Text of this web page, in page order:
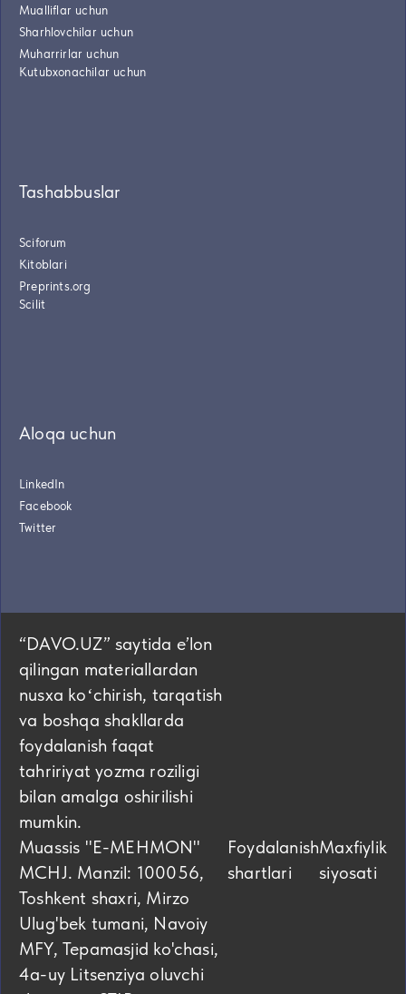
Mualliflar uchun
Sharhlovchilar uchun
Muharrirlar uchun
Kutubxonachilar uchun
Tashabbuslar
Sciforum
Kitoblari
Preprints.org
Scilit
Aloqa uchun
LinkedIn
Facebook
Twitter
“DAVO.UZ” saytida eʼlon
qilingan materiallardan
nusxa koʻchirish, tarqatish
va boshqa shakllarda
foydalanish faqat
tahririyat yozma roziligi
bilan amalga oshirilishi
mumkin.
Muassis "E-MEHMON"
MCHJ. Manzil: 100056,
Toshkent shaxri, Mirzo
Ulug'bek tumani, Navoiy
MFY, Tepamasjid ko'chasi,
4а-uy Litsenziya oluvchi
Foydalanish
shartlari
Maxfiylik
siyosati